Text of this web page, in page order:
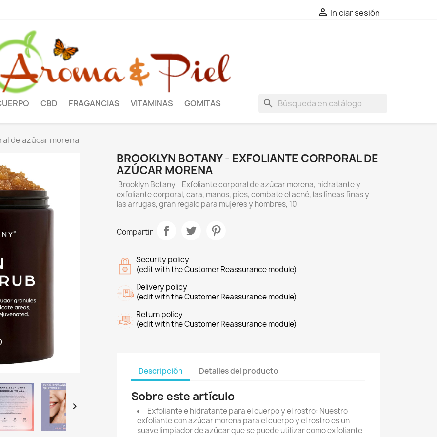
 Iniciar sesión
search
CBD FRAGANCIAS VITAMINAS GOMITAS
de azúcar morena

BROOKLYN BOTANY - EXFOLIANTE CORPORAL DE
AZÚCAR MORENA
Brooklyn Botany - Exfoliante corporal de azúcar morena, hidratante y
exfoliante corporal, cara, manos, pies, combate el acné, las líneas finas y
las arrugas, gran regalo para mujeres y hombres, 10
Compartir
Security policy
(edit with the Customer Reassurance module)
Delivery policy
(edit with the Customer Reassurance module)
Return policy
(edit with the Customer Reassurance module)
Descripción Detalles del producto
Sobre este artículo
Exfoliante e hidratante para el cuerpo y el rostro: Nuestro
exfoliante con azúcar morena para el cuerpo y el rostro es un
suave limpiador de azúcar que se puede utilizar como exfoliante